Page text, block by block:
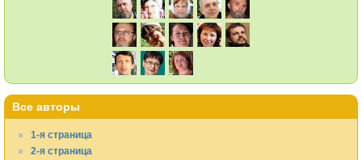
Все авторы
1-я страница
2-я страница